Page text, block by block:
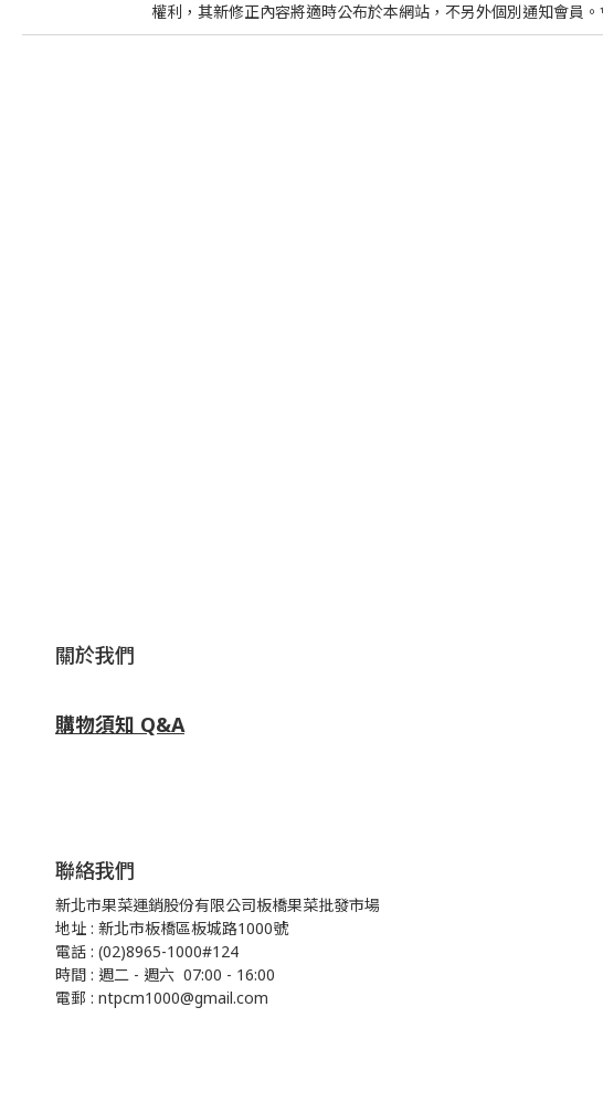
權利，其新修正內容將適時公布於本網站，不另外個別通知會員
關於我們
購物須知 Q&A
聯絡我們
新北市果菜運銷股份有限公司板橋果菜批發市場
地址 : 新北市板橋區板城路1000號
電話 : (02)8965-1000#124
時間 : 週二 - 週六 07:00 - 16:00
電郵 : ntpcm1000@gmail.com